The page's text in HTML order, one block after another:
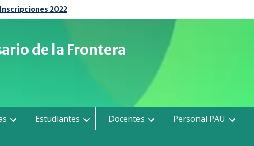
Inscripciones 2022
de la Frontera
Estudiantes Docentes Personal PAU